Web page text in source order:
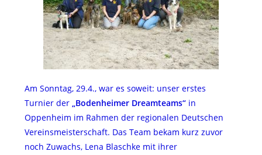
Am Sonntag, 29.4., war es soweit: unser erstes
Turnier der„Bodenheimer Dreamteams“ in
Oppenheim im Rahmen der regionalen Deutschen
Vereinsmeisterschaft. Das Team bekam kurz zuvor
noch Zuwachs, Lena Blaschke mit ihrer